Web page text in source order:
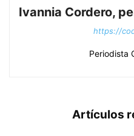
Ivannia Cordero,
https://
Periodista
Artículos